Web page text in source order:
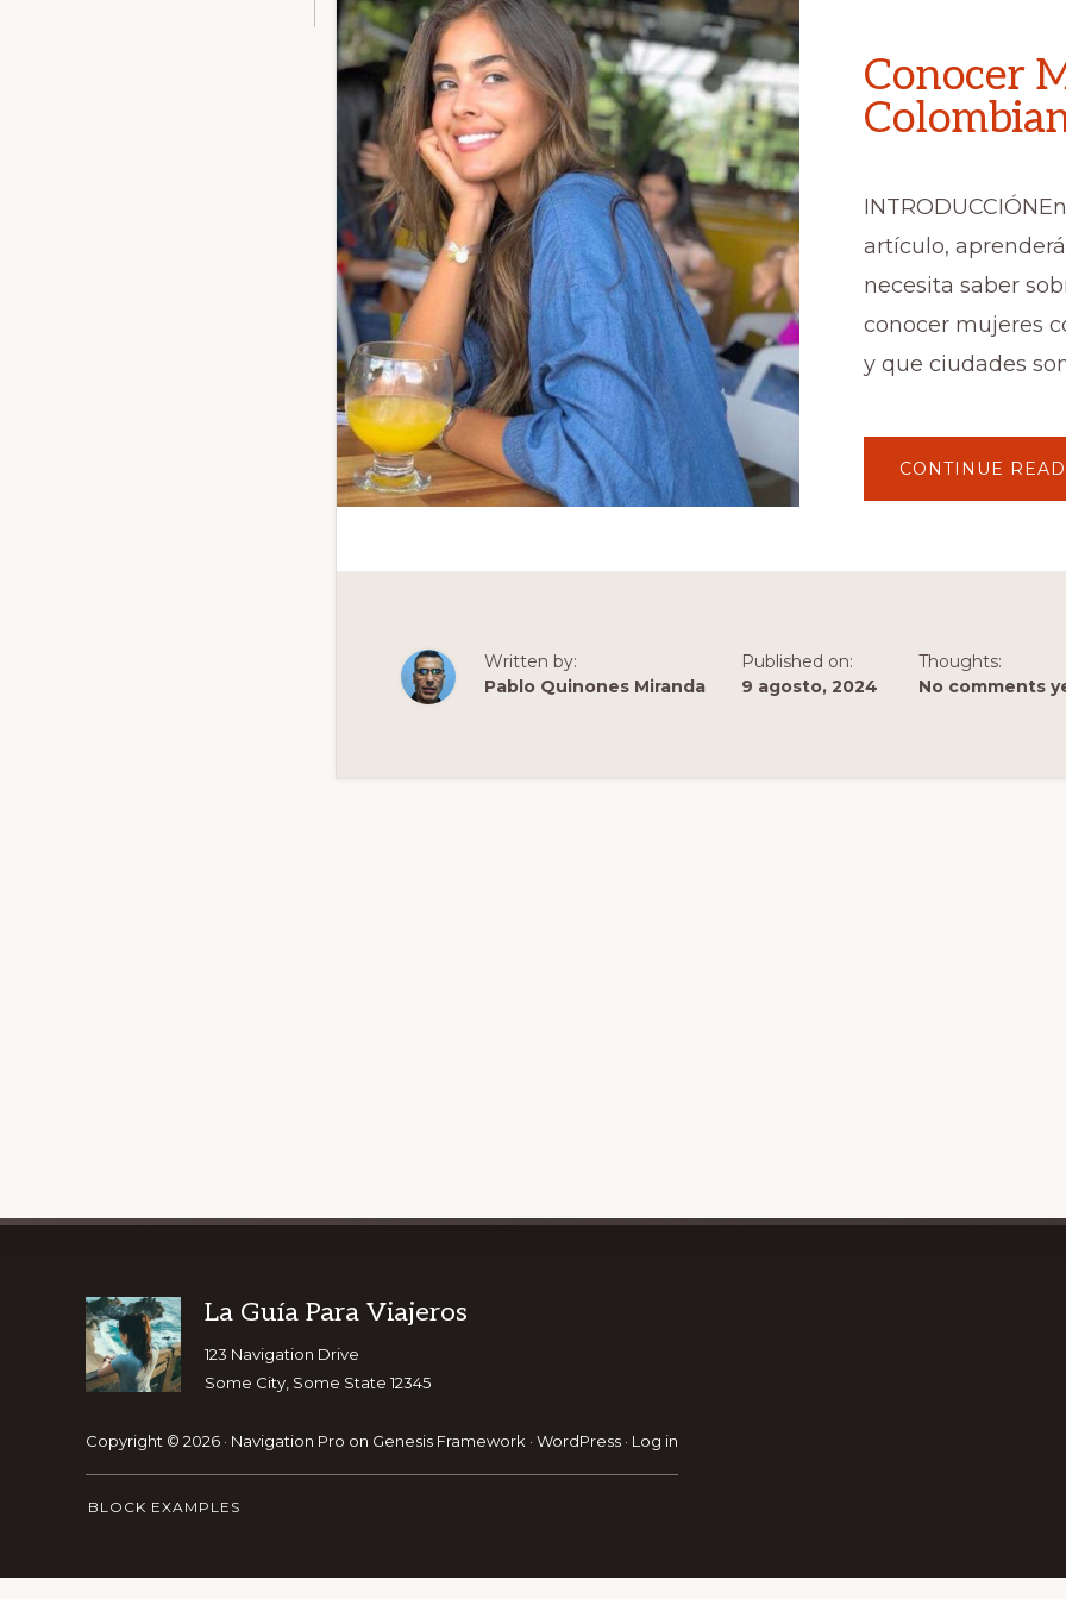
Conocer
artículo,
necesita saber
conocer mujeres
y que ciudades
CONTINUE
Written by:
Pablo Quinones Miranda
Published on:
9 agosto, 2024
Thoughts:
No comments
Explore
more
GET OUR TRAVEL GUIDE
Footer
La Guía Para Viajeros
123 Navigation Drive
Some City, Some State 12345
Copyright © 2026 · Navigation Pro on Genesis Framework · WordPress · Log in
BLOCK EXAMPLES